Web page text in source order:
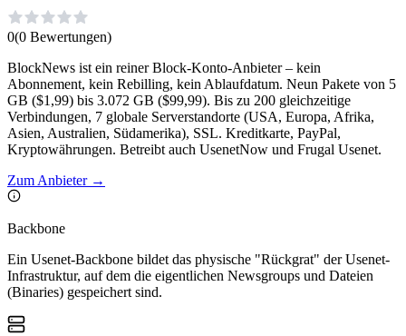
0(0 Bewertungen)
BlockNews ist ein reiner Block-Konto-Anbieter – kein
Abonnement, kein Rebilling, kein Ablaufdatum. Neun Pakete von 5
GB ($1,99) bis 3.072 GB ($99,99). Bis zu 200 gleichzeitige
Verbindungen, 7 globale Serverstandorte (USA, Europa, Afrika,
Asien, Australien, Südamerika), SSL. Kreditkarte, PayPal,
Kryptowährungen. Betreibt auch UsenetNow und Frugal Usenet.
Zum Anbieter→
Backbone
Ein Usenet-Backbone bildet das physische "Rückgrat" der Usenet-
Infrastruktur, auf dem die eigentlichen Newsgroups und Dateien
(Binaries) gespeichert sind.